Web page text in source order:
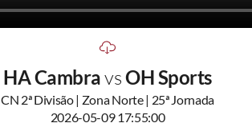
HA CambravsOH Sports
CN 2ª Divisão | Zona Norte | 25ª Jornada
2026-05-09 17:55:00